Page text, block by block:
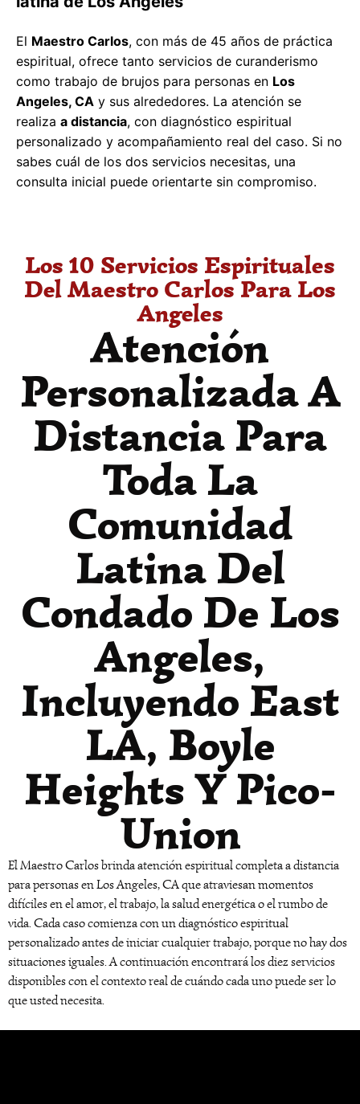
El Maestro Carlos, con más de 45 años de práctica
espiritual, ofrece tanto servicios de curanderismo
como trabajo de brujos para personas en Los
Angeles, CA y sus alrededores. La atención se
realiza a distancia, con diagnóstico espiritual
personalizado y acompañamiento real del caso. Si no
sabes cuál de los dos servicios necesitas, una
consulta inicial puede orientarte sin compromiso.
Los 10 Servicios Espirituales
Del Maestro Carlos Para Los
Angeles
Atención
Personalizada A
Distancia Para
Toda La
Comunidad
Latina Del
Condado De Los
Angeles,
Incluyendo East
LA, Boyle
Heights Y Pico-
Union
El Maestro Carlos brinda atención espiritual completa a distancia
para personas en Los Angeles, CA que atraviesan momentos
difíciles en el amor, el trabajo, la salud energética o el rumbo de
vida. Cada caso comienza con un diagnóstico espiritual
personalizado antes de iniciar cualquier trabajo, porque no hay dos
situaciones iguales. A continuación encontrará los diez servicios
disponibles con el contexto real de cuándo cada uno puede ser lo
que usted necesita.